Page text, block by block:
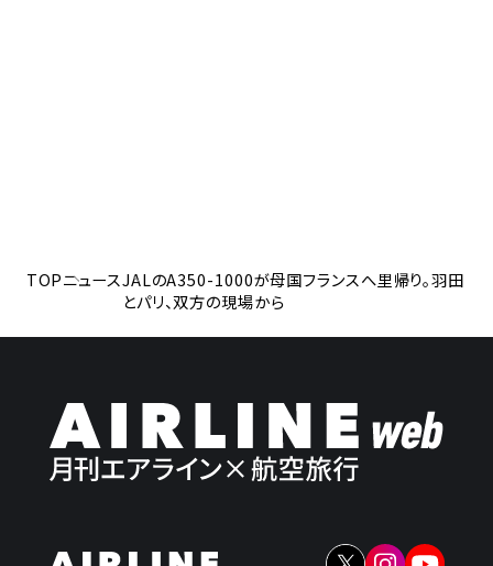
TOPニュースJALのA350-1000が母国フランスへ里帰り。羽田
とパリ、双方の現場から